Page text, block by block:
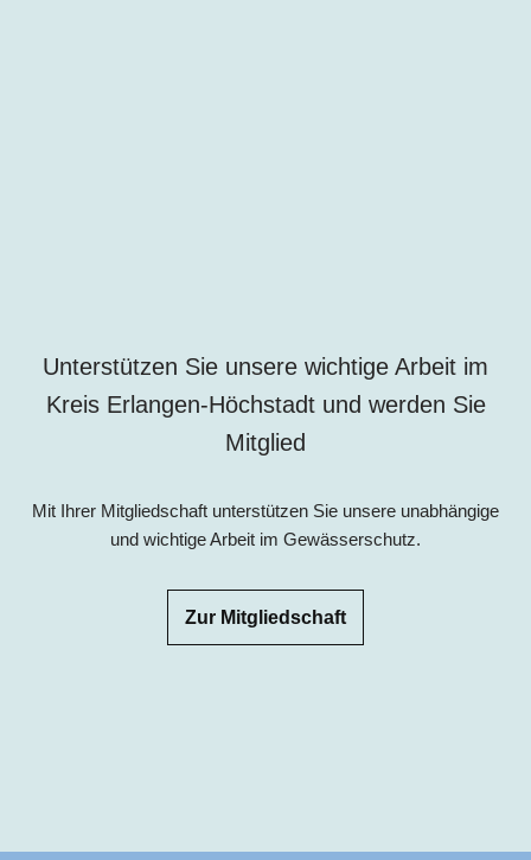
Unterstützen Sie unsere wichtige Arbeit im
Kreis Erlangen-Höchstadt und werden Sie
Mitglied
Mit Ihrer Mitgliedschaft unterstützen Sie unsere unabhängige
und wichtige Arbeit im Gewässerschutz.
Zur Mitgliedschaft